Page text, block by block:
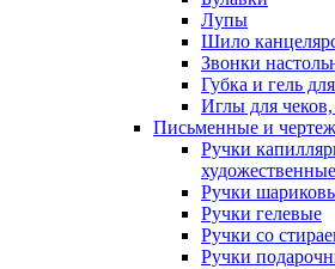
Лупы
Шило
Звонки
Губка и гель
Иглы для чеков,
Письменные и
Ручки
художественные
Ручки
Ручки гелевые
Ручки со
Ручки